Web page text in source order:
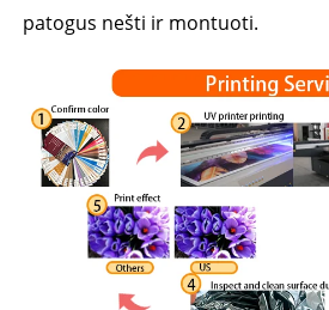
patogus nešti ir montuoti.